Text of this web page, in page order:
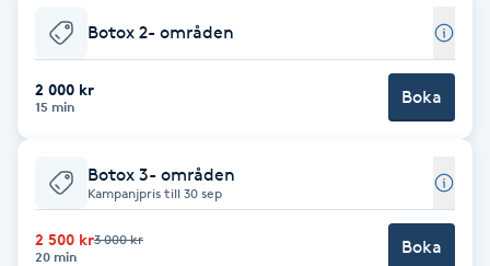
Hollywood Peel
Hot Stone Massage
Botox 2- områden
2 000 kr
15 min Boka
Botox 3- områden
Kampanjpris till 30 sep
2 500 kr3 000 kr
20 min
Boka